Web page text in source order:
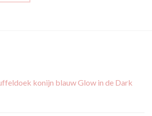
gekozen
konijn blauw Glow in de Dark